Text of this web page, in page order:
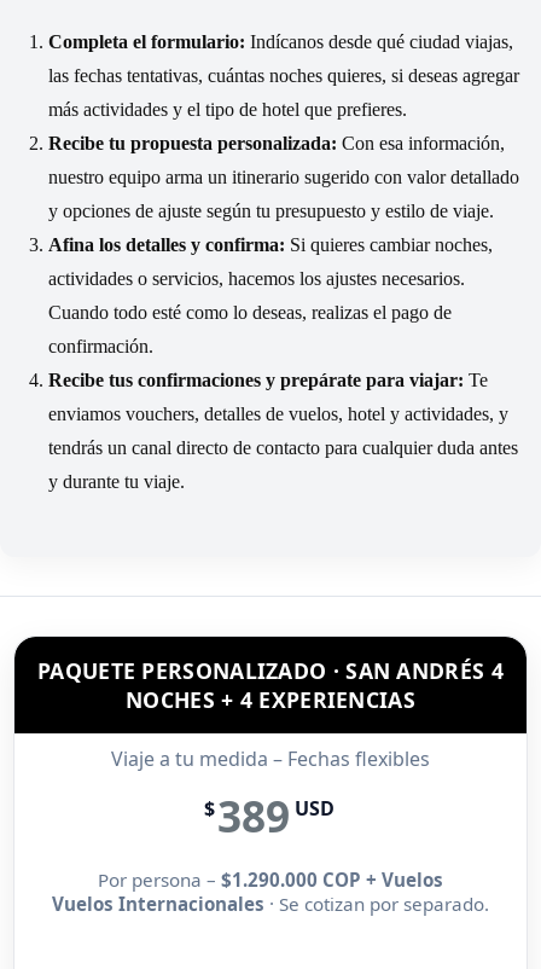
Completa el formulario: Indícanos desde qué ciudad viajas,
las fechas tentativas, cuántas noches quieres, si deseas agregar
más actividades y el tipo de hotel que prefieres.
Recibe tu propuesta personalizada: Con esa información,
nuestro equipo arma un itinerario sugerido con valor detallado
y opciones de ajuste según tu presupuesto y estilo de viaje.
Afina los detalles y confirma: Si quieres cambiar noches,
actividades o servicios, hacemos los ajustes necesarios.
Cuando todo esté como lo deseas, realizas el pago de
confirmación.
Recibe tus confirmaciones y prepárate para viajar: Te
enviamos vouchers, detalles de vuelos, hotel y actividades, y
tendrás un canal directo de contacto para cualquier duda antes
y durante tu viaje.
PAQUETE PERSONALIZADO · SAN ANDRÉS 4
NOCHES + 4 EXPERIENCIAS
Viaje a tu medida – Fechas flexibles
$389 USD
Por persona – $1.290.000 COP + Vuelos
Vuelos Internacionales · Se cotizan por separado.